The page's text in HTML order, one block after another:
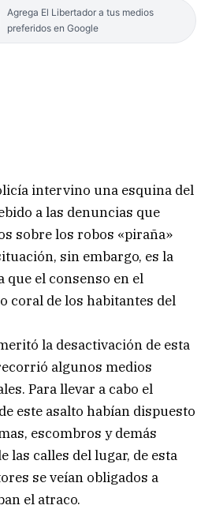
Agrega El Libertador a tus medios
preferidos en Google
intervino una esquina del
a las denuncias que
sobre los robos «piraña»
sin embargo, es la
que el consenso en el
coral de los habitantes del
la desactivación de esta
algunos medios
Para llevar a cabo el
este asalto habían dispuesto
escombros y demás
las calles del lugar, de esta
se veían obligados a
el atraco.